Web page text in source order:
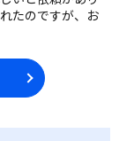
たのですが、お